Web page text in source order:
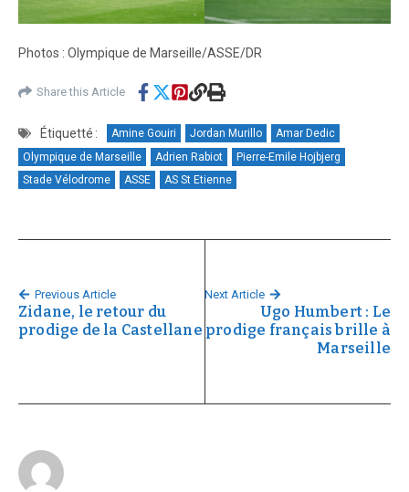
Photos : Olympique de Marseille/ASSE/DR
Share this Article
Étiquetté : Amine Gouiri Jordan Murillo
Amar Dedic
Olympique de Marseille
Adrien Rabiot
Pierre-Emile Hojbjerg
Stade Vélodrome
ASSE AS St Etienne
Previous Article
Zidane, le retour du
prodige de la Castellane
Next Article
Ugo Humbert : Le
prodige français brille à
Marseille